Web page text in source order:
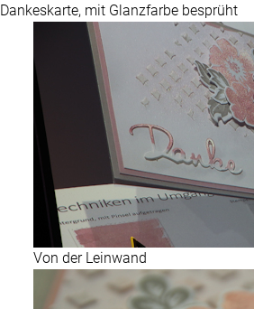
Dankeskarte, mit Glanzfarbe besprüht
Von der Leinwand